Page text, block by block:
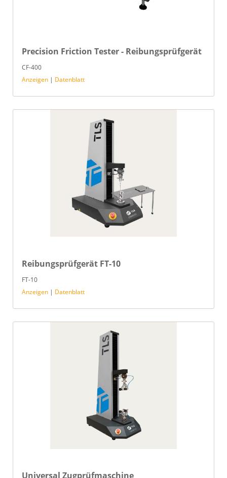
Precision Friction Tester - Reibungsprüfgerät
CF-400
Anzeigen | Datenblatt
Reibungsprüfgerät FT-10
FT-10
Anzeigen | Datenblatt
Universal Zugprüfmaschine